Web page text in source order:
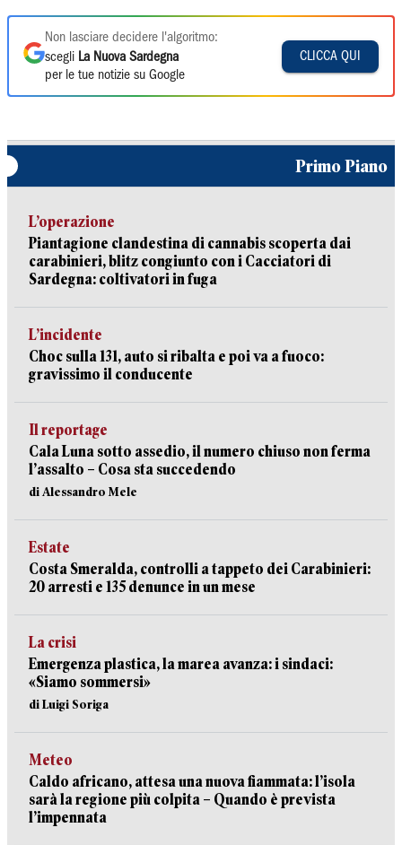
Non lasciare decidere l'algoritmo:
scegli La Nuova Sardegna
per le tue notizie su Google
CLICCA QUI
Primo Piano
L’operazione
Piantagione clandestina di cannabis scoperta dai
carabinieri, blitz congiunto con i Cacciatori di
Sardegna: coltivatori in fuga
L’incidente
Choc sulla 131, auto si ribalta e poi va a fuoco:
gravissimo il conducente
Il reportage
Cala Luna sotto assedio, il numero chiuso non ferma
l’assalto – Cosa sta succedendo
di Alessandro Mele
Estate
Costa Smeralda, controlli a tappeto dei Carabinieri:
20 arresti e 135 denunce in un mese
La crisi
Emergenza plastica, la marea avanza: i sindaci:
«Siamo sommersi»
di Luigi Soriga
Meteo
Caldo africano, attesa una nuova fiammata: l’isola
sarà la regione più colpita – Quando è prevista
l’impennata